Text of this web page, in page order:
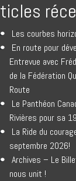
Les courbes
En route pour
Entrevue avec
de la Fédération
Route
Le Panthéon
Rivières pour sa
La Ride du
septembre 2026!
Archives – Le
nous unit !